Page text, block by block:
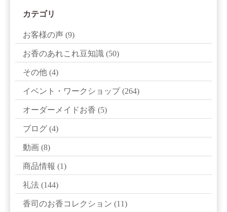
カテゴリ
お客様の声 (9)
お香のあれこれ豆知識 (50)
その他 (4)
イベント・ワークショップ(264)
オーダーメイドお香 (5)
ブログ (4)
動画 (8)
商品情報 (1)
礼法 (144)
香司のお香コレクション (11)